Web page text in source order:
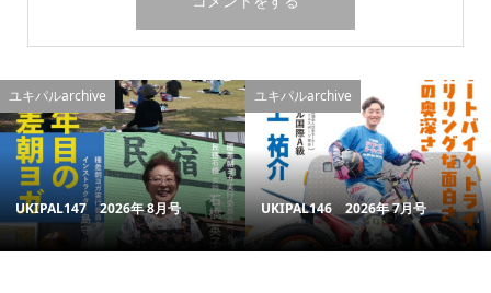
ユキパルarchive
UKIPAL147 2026年 8月号
ユキパルarchive
UKIPAL146 2026年 7月号